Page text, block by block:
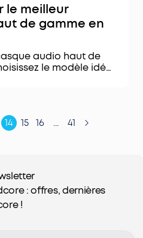
le meilleur
de gamme en
audio haut de
le modèle idéal
14 15 16 ... 41
: offres, dernières
!